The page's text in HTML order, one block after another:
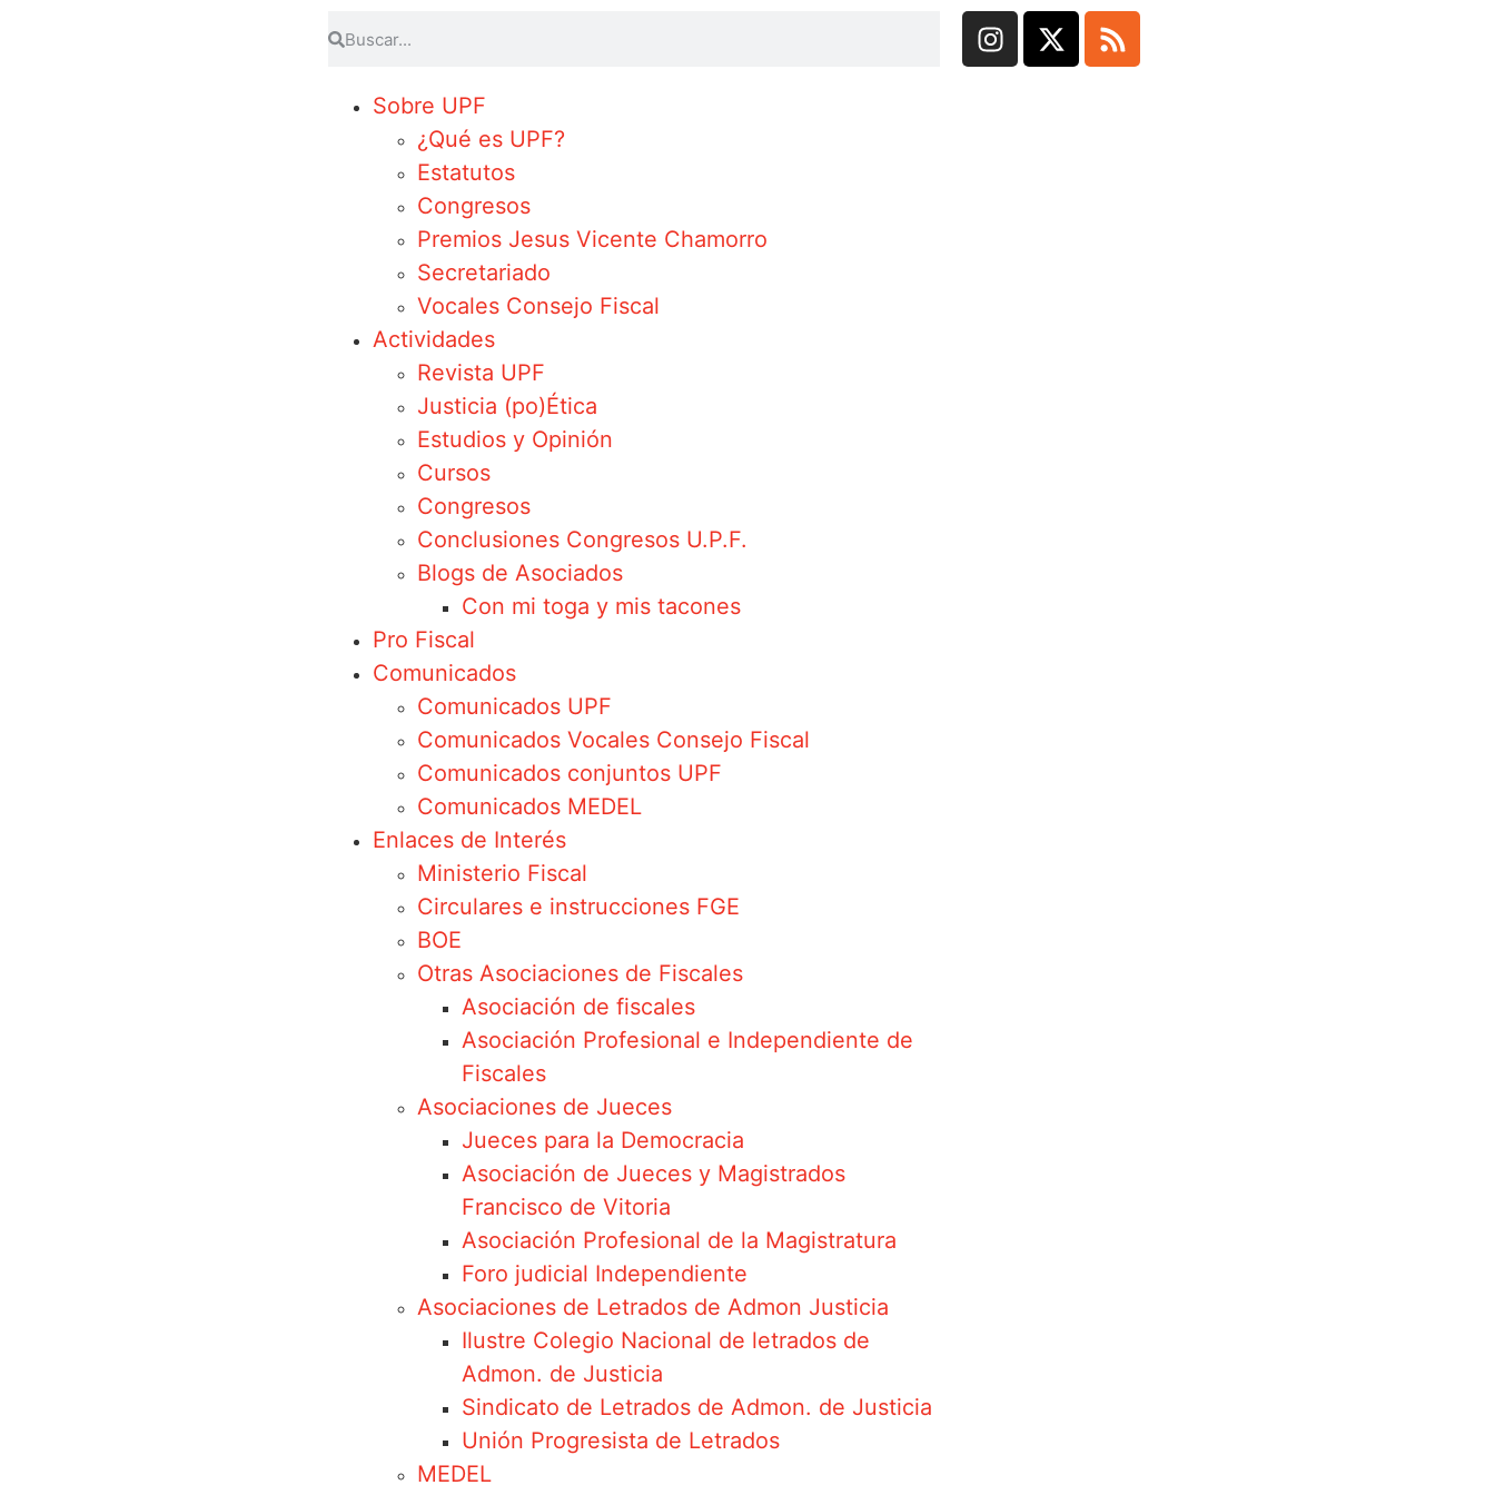
Sobre UPF
¿Qué es UPF?
Estatutos
Congresos
Premios Jesus Vicente Chamorro
Secretariado
Vocales Consejo Fiscal
Actividades
Revista UPF
Justicia (po)Ética
Estudios y Opinión
Cursos
Congresos
Conclusiones Congresos U.P.F.
Blogs de Asociados
Con mi toga y mis tacones
Pro Fiscal
Comunicados
Comunicados UPF
Comunicados Vocales Consejo Fiscal
Comunicados conjuntos UPF
Comunicados MEDEL
Enlaces de Interés
Ministerio Fiscal
Circulares e instrucciones FGE
BOE
Otras Asociaciones de Fiscales
Asociación de fiscales
Asociación Profesional e Independiente de
Fiscales
Asociaciones de Jueces
Jueces para la Democracia
Asociación de Jueces y Magistrados
Francisco de Vitoria
Asociación Profesional de la Magistratura
Foro judicial Independiente
Asociaciones de Letrados de Admon Justicia
Ilustre Colegio Nacional de letrados de
Admon. de Justicia
Sindicato de Letrados de Admon. de Justicia
Unión Progresista de Letrados
MEDEL